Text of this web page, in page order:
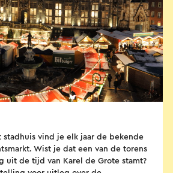
stadhuis vind je elk jaar de bekende
Wist je dat een van de torens
uit de tijd van Karel de Grote stamt?